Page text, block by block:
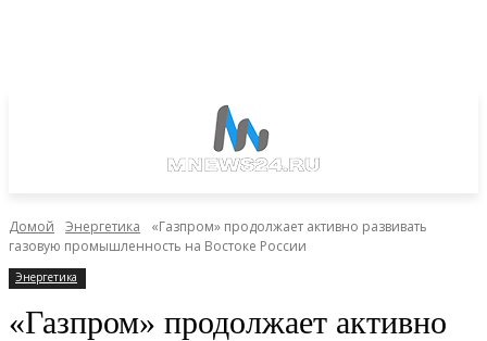
Домой Энергетика
«Газпром» продолжает активно развивать
газовую промышленность на Востоке России
Энергетика
«Газпром» продолжает активно